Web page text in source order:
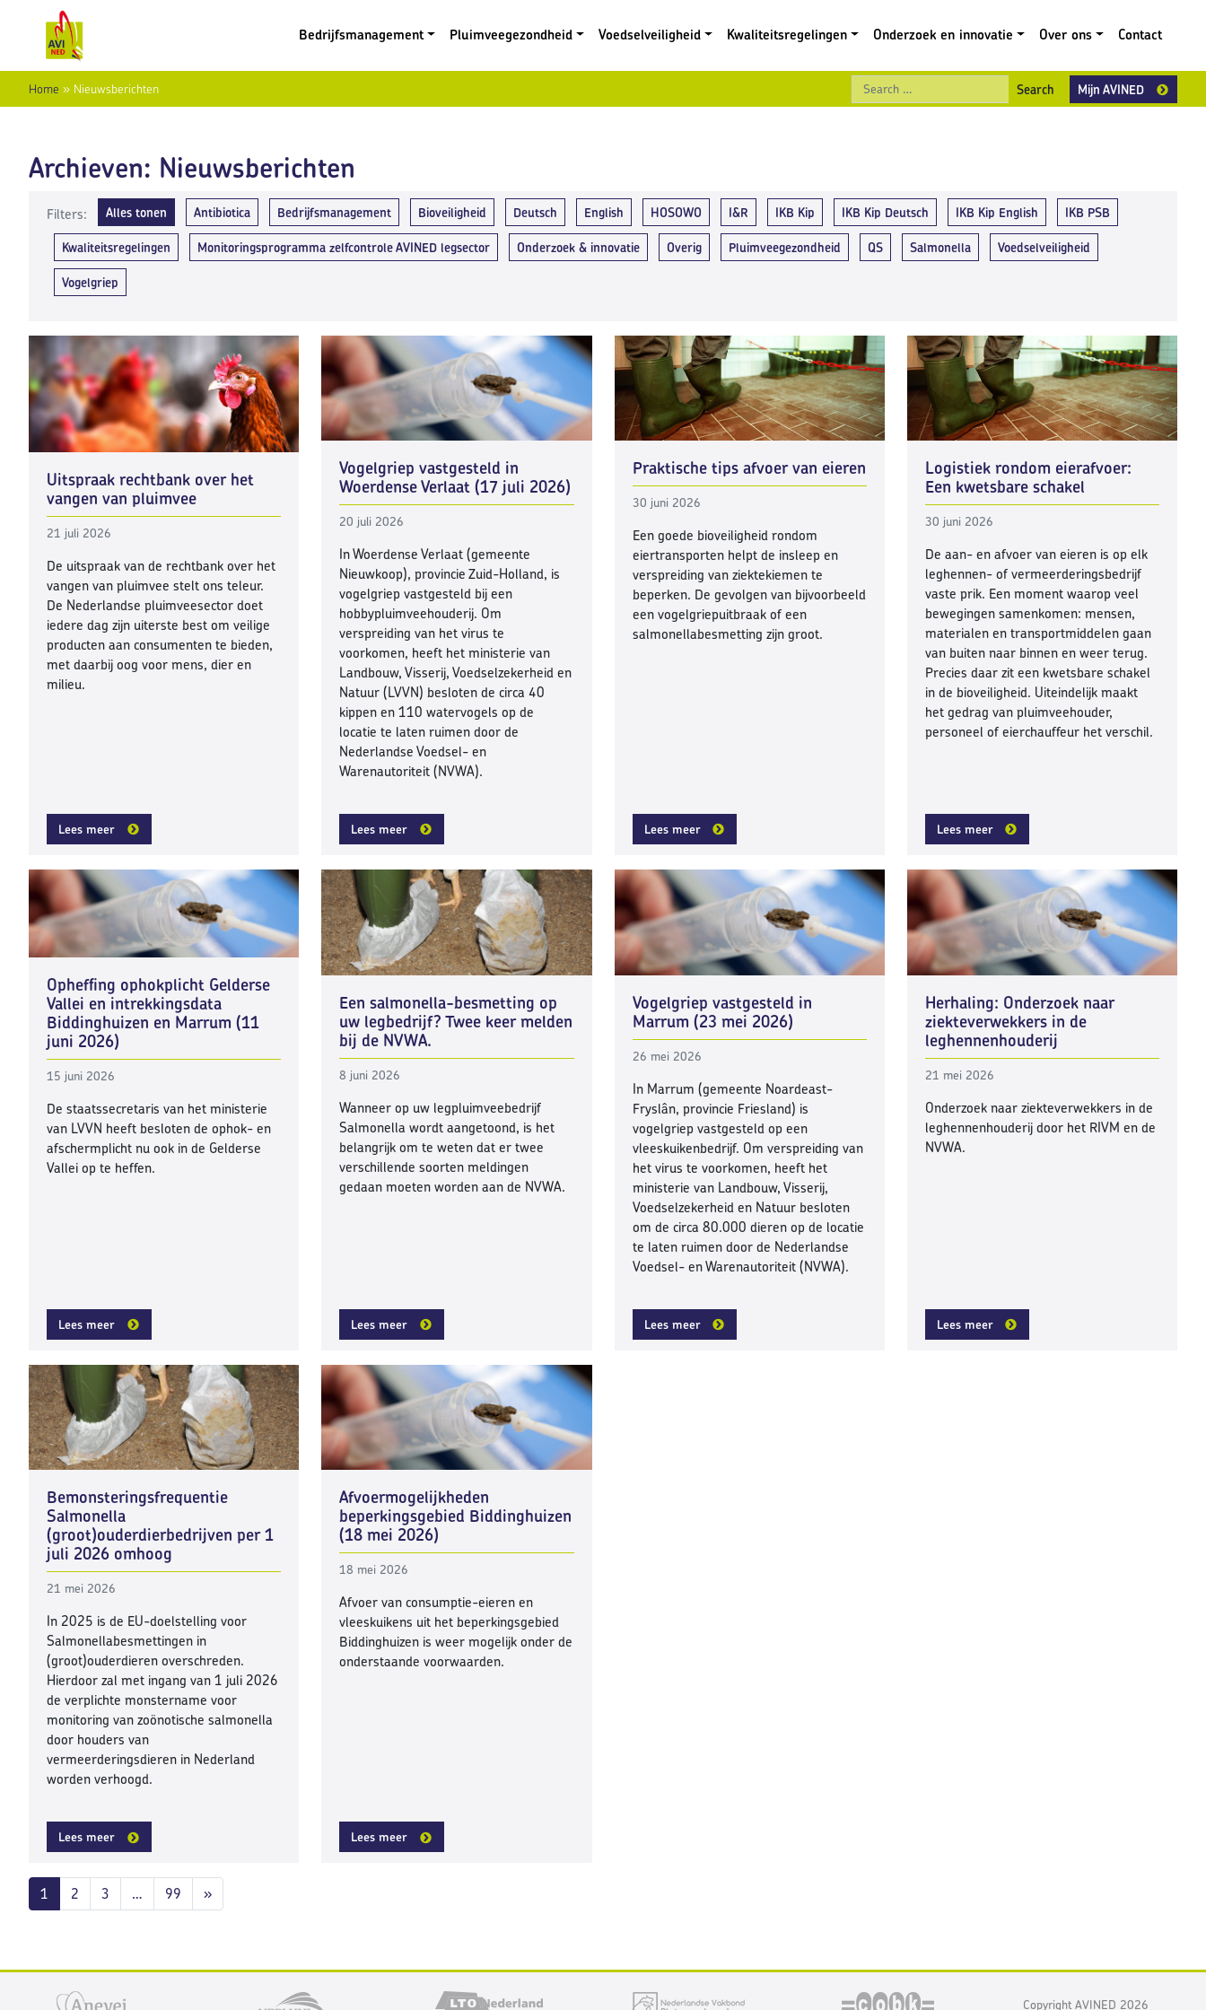
Bedrijfsmanagement
Pluimveegezondheid Voedselveiligheid Kwaliteitsregelingen Onderzoek en innovatie Over ons Contact
Home » Nieuwsberichten Search
Mijn AVINED
Archieven: Nieuwsberichten
Filters: Alles tonen Antibiotica Bedrijfsmanagement Bioveiligheid Deutsch English HOSOWO I&R IKB Kip IKB Kip Deutsch IKB Kip English IKB PSB
Kwaliteitsregelingen Monitoringsprogramma zelfcontrole AVINED legsector Onderzoek & innovatie Overig Pluimveegezondheid QS Salmonella Voedselveiligheid
Vogelgriep
Uitspraak rechtbank over het
vangen van pluimvee
21 juli 2026
De uitspraak van de rechtbank over het
vangen van pluimvee stelt ons teleur.
De Nederlandse pluimveesector doet
iedere dag zijn uiterste best om veilige
producten aan consumenten te bieden,
met daarbij oog voor mens, dier en
milieu.
Lees meer
Vogelgriep vastgesteld in
Woerdense Verlaat (17 juli 2026)
20 juli 2026
In Woerdense Verlaat (gemeente
Nieuwkoop), provincie Zuid-Holland, is
vogelgriep vastgesteld bij een
hobbypluimveehouderij. Om
verspreiding van het virus te
voorkomen, heeft het ministerie van
Landbouw, Visserij, Voedselzekerheid en
Natuur (LVVN) besloten de circa 40
kippen en 110 watervogels op de
locatie te laten ruimen door de
Nederlandse Voedsel- en
Warenautoriteit (NVWA).
Lees meer
Praktische tips afvoer van eieren
30 juni 2026
Een goede bioveiligheid rondom
eiertransporten helpt de insleep en
verspreiding van ziektekiemen te
beperken. De gevolgen van bijvoorbeeld
een vogelgriepuitbraak of een
salmonellabesmetting zijn groot.
Lees meer
Logistiek rondom eierafvoer:
Een kwetsbare schakel
30 juni 2026
De aan- en afvoer van eieren is op elk
leghennen- of vermeerderingsbedrijf
vaste prik. Een moment waarop veel
bewegingen samenkomen: mensen,
materialen en transportmiddelen gaan
van buiten naar binnen en weer terug.
Precies daar zit een kwetsbare schakel
in de bioveiligheid. Uiteindelijk maakt
het gedrag van pluimveehouder,
personeel of eierchauffeur het verschil.
Lees meer
Opheffing ophokplicht Gelderse
Vallei en intrekkingsdata
Biddinghuizen en Marrum (11
juni 2026)
15 juni 2026
De staatssecretaris van het ministerie
van LVVN heeft besloten de ophok- en
afschermplicht nu ook in de Gelderse
Vallei op te heffen.
Lees meer
Een salmonella-besmetting op
uw legbedrijf? Twee keer melden
bij de NVWA.
8 juni 2026
Wanneer op uw legpluimveebedrijf
Salmonella wordt aangetoond, is het
belangrijk om te weten dat er twee
verschillende soorten meldingen
gedaan moeten worden aan de NVWA.
Lees meer
Vogelgriep vastgesteld in
Marrum (23 mei 2026)
26 mei 2026
In Marrum (gemeente Noardeast-
Fryslân, provincie Friesland) is
vogelgriep vastgesteld op een
vleeskuikenbedrijf. Om verspreiding van
het virus te voorkomen, heeft het
ministerie van Landbouw, Visserij,
Voedselzekerheid en Natuur besloten
om de circa 80.000 dieren op de locatie
te laten ruimen door de Nederlandse
Voedsel- en Warenautoriteit (NVWA).
Lees meer
Herhaling: Onderzoek naar
ziekteverwekkers in de
leghennenhouderij
21 mei 2026
Onderzoek naar ziekteverwekkers in de
leghennenhouderij door het RIVM en de
NVWA.
Lees meer
Bemonsteringsfrequentie
Salmonella
(groot)ouderdierbedrijven per 1
juli 2026 omhoog
21 mei 2026
In 2025 is de EU-doelstelling voor
Salmonellabesmettingen in
(groot)ouderdieren overschreden.
Hierdoor zal met ingang van 1 juli 2026
de verplichte monstername voor
monitoring van zoönotische salmonella
door houders van
vermeerderingsdieren in Nederland
worden verhoogd.
Lees meer
Afvoermogelijkheden
beperkingsgebied Biddinghuizen
(18 mei 2026)
18 mei 2026
Afvoer van consumptie-eieren en
vleeskuikens uit het beperkingsgebied
Biddinghuizen is weer mogelijk onder de
onderstaande voorwaarden.
Lees meer
Berichten navigatie
1 2 3 … 99 »
Copyright AVINED 2026